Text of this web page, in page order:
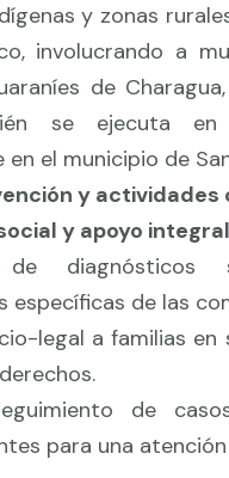
y zonas
involucrando a
de
se ejecuta
el municipio de
y actividades
y apoyo integral
de
específicas de las
legal a familias
de
para una